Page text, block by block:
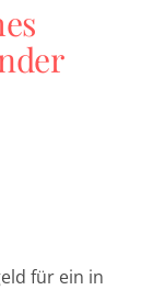
für ein in